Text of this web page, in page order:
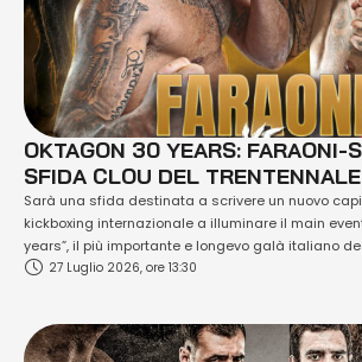
OKTAGON 30 YEARS: FARAONI-
SFIDA CLOU DEL
Sarà una sfida destinata a scrivere un nuovo
kickboxing internazionale a illuminare il main
years”, il più importante e longevo galà italiano
combattimento, che celebrerà il proprio
27 Luglio 2026, ore 13:30